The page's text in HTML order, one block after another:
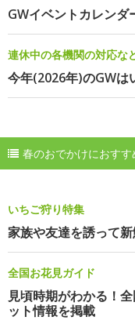
GWイベントカレンダ
連休中の各機関の対応な
今年(2026年)のGWは
春のおでかけにおすす
いちご狩り特集
家族や友達を誘って
全国お花見ガイド
見頃時期がわかる！
ット情報を掲載